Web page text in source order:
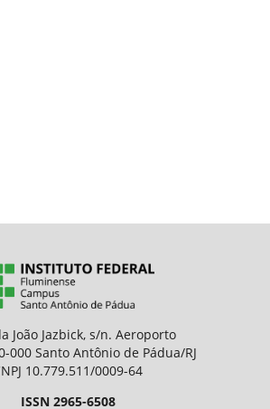
João Jazbick, s/n. Aeroporto
000 Santo Antônio de Pádua/RJ
10.779.511/0009-64
ISSN 2965-6508